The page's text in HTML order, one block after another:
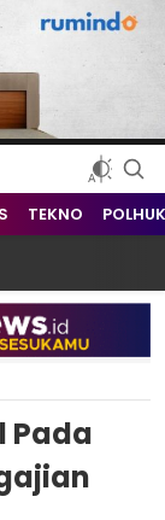
dan Dunia
TEKNO
Pada